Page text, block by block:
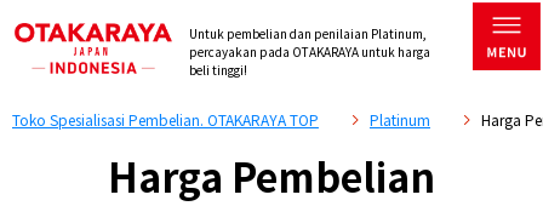
Untuk pembelian dan penilaian Platinum,
percayakan pada OTAKARAYA untuk harga
beli tinggi!
Toko Spesialisasi Pembelian. OTAKARAYA TOP Platinum Harga
Harga Pembelian